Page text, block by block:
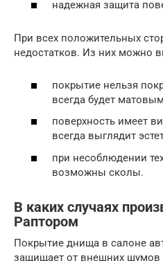
надежная защита
При всех положительных
недостатков. Из них можно
покрытие нельзя
всегда будет
поверхность имеет
всегда выглядит
при несоблюдении
возможны сколы.
В каких случаях
Раптором
Покрытие днища в салоне
защищает от внешних шумов